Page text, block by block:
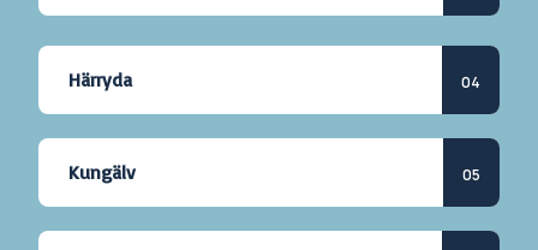
Härryda
Kungälv